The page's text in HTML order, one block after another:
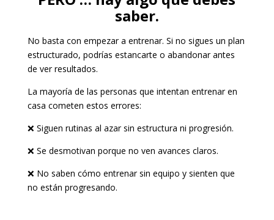
saber.
No basta con empezar a entrenar. Si no sigues un plan
estructurado, podrías estancarte o abandonar antes
de ver resultados.
La mayoría de las personas que intentan entrenar en
casa cometen estos errores:
❌ Siguen rutinas al azar sin estructura ni progresión.
❌ Se desmotivan porque no ven avances claros.
❌ No saben cómo entrenar sin equipo y sienten que
no están progresando.